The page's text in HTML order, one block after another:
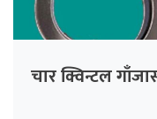
चार क्विन्टल